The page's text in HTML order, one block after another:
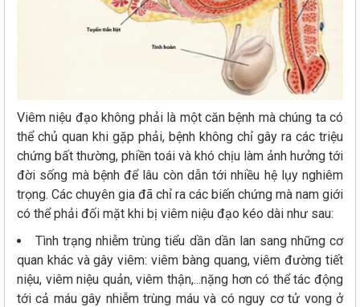
Viêm niệu đạo không phải là một căn bệnh mà chúng ta có
thể chủ quan khi gặp phải, bệnh không chỉ gây ra các triệu
chứng bất thường, phiền toái và khó chịu làm ảnh hưởng tới
đời sống mà bệnh để lâu còn dẫn tới nhiều hệ lụy nghiêm
trọng. Các chuyên gia đã chỉ ra các biến chứng mà nam giới
có thể phải đối mặt khi bị viêm niệu đạo kéo dài như sau:
Tình trạng nhiễm trùng tiểu dần dần lan sang những cơ
quan khác và gây viêm: viêm bàng quang, viêm đường tiết
niệu, viêm niệu quản, viêm thận,...nặng hơn có thể tác động
tới cả máu gây nhiễm trùng máu và có nguy cơ tử vong ở